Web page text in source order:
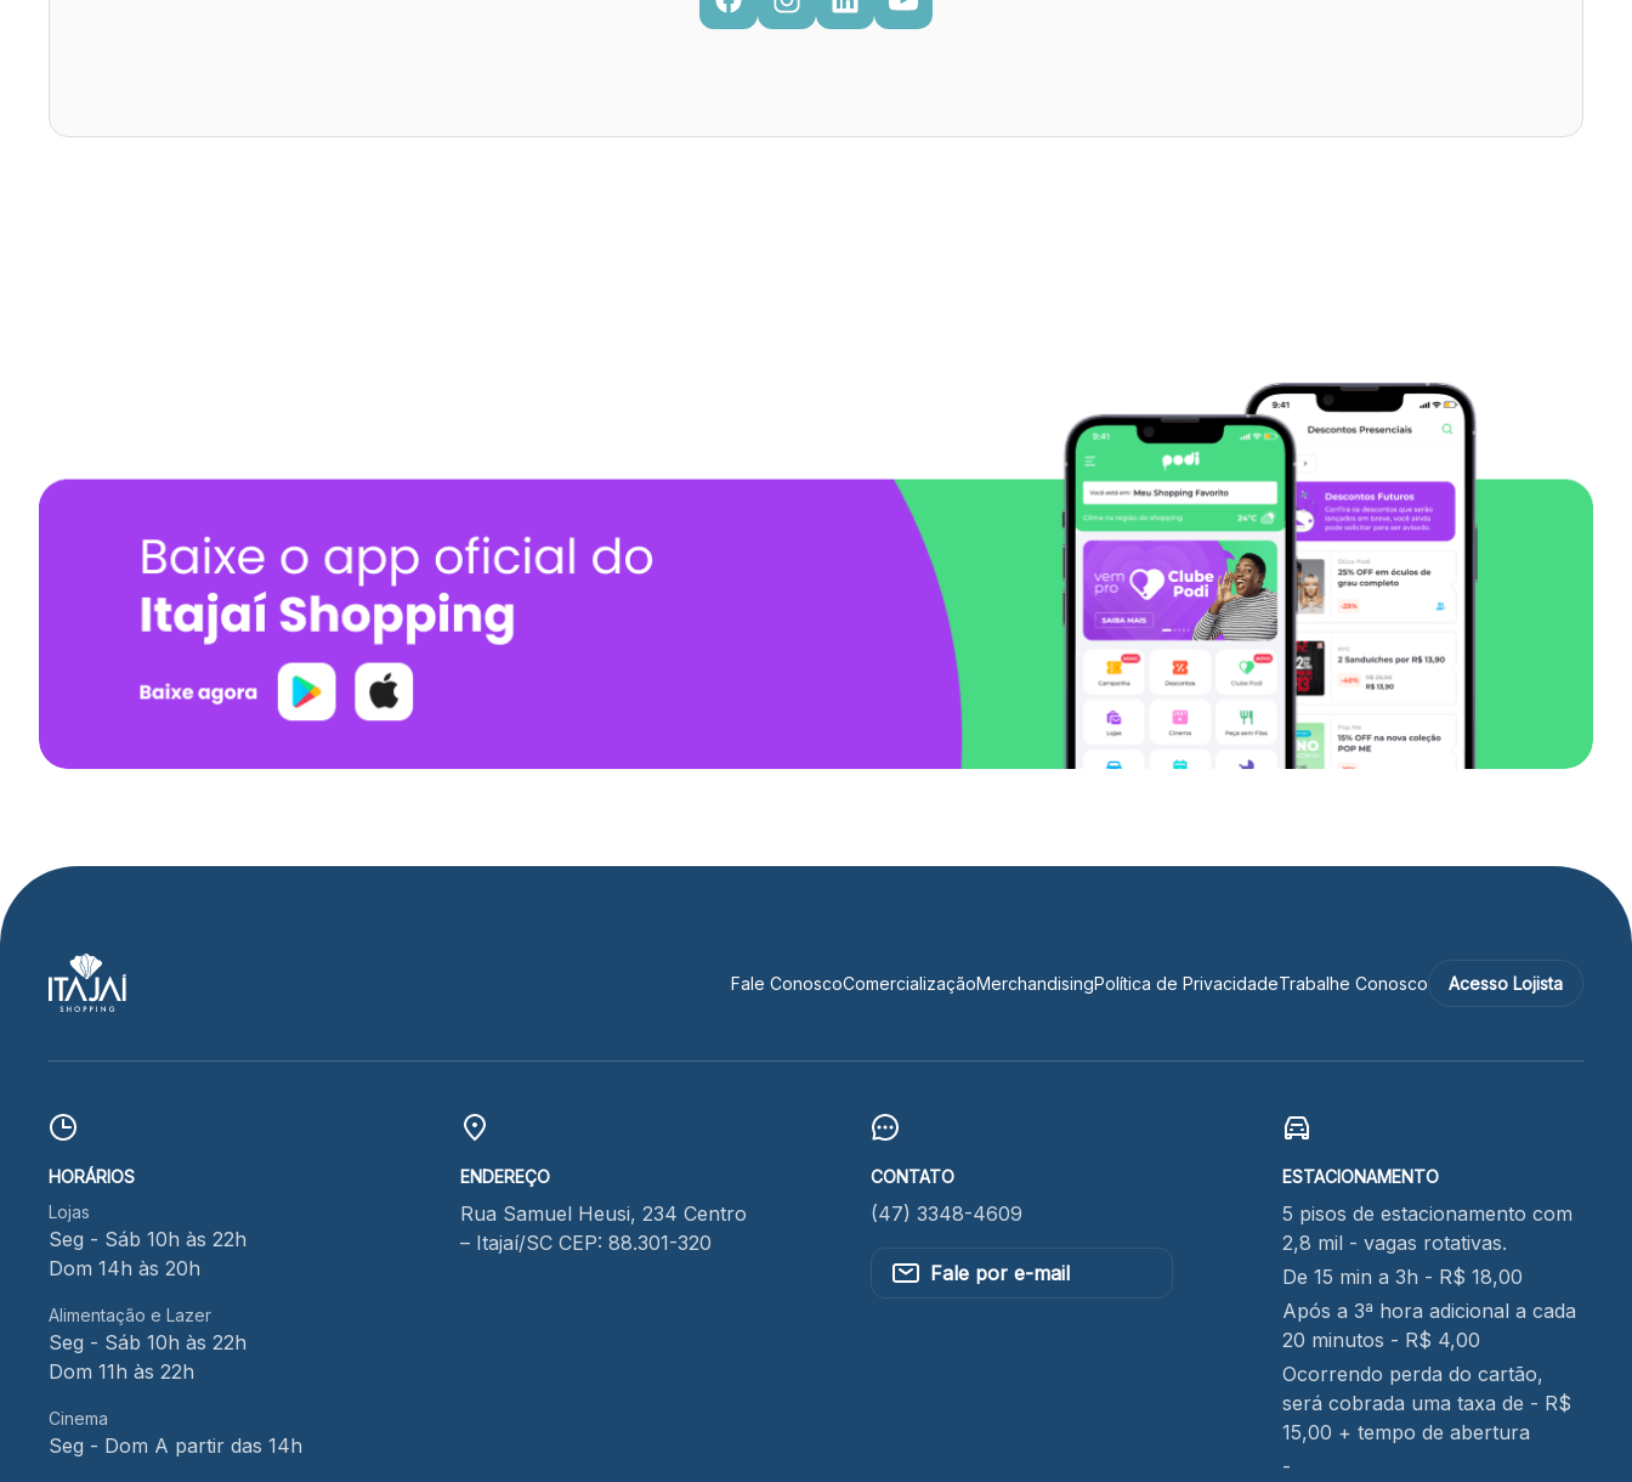
Fale ConoscoComercializaçãoMerchandisingPolítica de PrivacidadeTrabalhe Conosco Acesso Lojista
HORÁRIOS
Lojas
Seg - Sáb 10h às 22h
Dom 14h às 20h
Alimentação e Lazer
Seg - Sáb 10h às 22h
Dom 11h às 22h
Cinema
Seg - Dom A partir das 14h
ENDEREÇO
Rua Samuel Heusi, 234 Centro
– Itajaí/SC CEP: 88.301-320
CONTATO
(47) 3348-4609
Fale por e-mail
ESTACIONAMENTO
5 pisos de estacionamento com
2,8 mil - vagas rotativas.
De 15 min a 3h - R$ 18,00
Após a 3ª hora adicional a cada
20 minutos - R$ 4,00
Ocorrendo perda do cartão,
será cobrada uma taxa de - R$
15,00 + tempo de abertura
-